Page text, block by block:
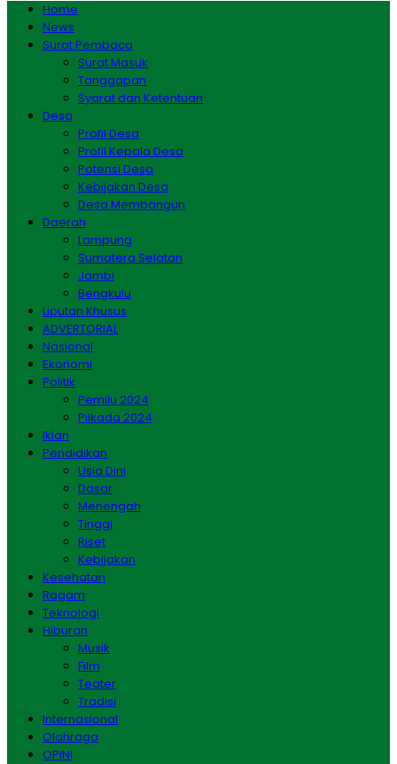
Home
News
Surat Pembaca
Surat Masuk
Tanggapan
Syarat dan Ketentuan
Desa
Profil Desa
Profil Kepala Desa
Potensi Desa
Kebijakan Desa
Desa Membangun
Daerah
Lampung
Sumatera Selatan
Jambi
Bengkulu
Liputan Khusus
ADVERTORIAL
Nasional
Ekonomi
Politik
Pemilu 2024
Pilkada 2024
Iklan
Pendidikan
Usia Dini
Dasar
Menengah
Tinggi
Riset
Kebijakan
Kesehatan
Ragam
Teknologi
Hiburan
Musik
Film
Teater
Tradisi
Internasional
Olahraga
OPINI